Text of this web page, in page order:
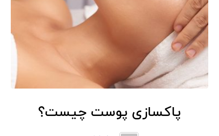
پاکسازی پوست چیست؟